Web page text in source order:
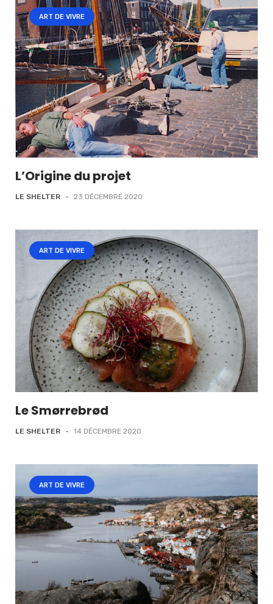
ART DE VIVRE
L’Origine du projet
LE SHELTER - 23 DÉCEMBRE 2020
ART DE VIVRE
Le Smørrebrød
LE SHELTER - 14 DÉCEMBRE 2020
ART DE VIVRE